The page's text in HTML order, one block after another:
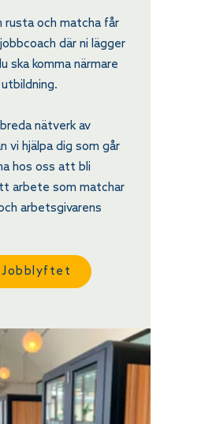
rusta och matcha får
där ni lägger
ska komma närmare
nätverk av
vi hjälpa dig som går
hos oss att bli
arbete som matchar
arbetsgivarens
Jobblyftet